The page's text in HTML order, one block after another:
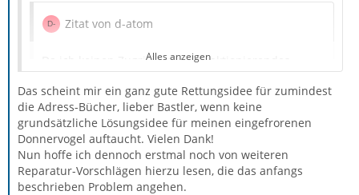
Zitat von d-atom
Da ich keinen Zugriff auf ein funktionierendes
Thunderbird habe, gelingt jedoch das Exportieren
von Adressbuch und Kalender, wie in deiner
Anleitung beschrieben nicht, oder?
Ich habe eine Idee zu einem Versuch die Adressbücher
zu retten, (universelle Routine)
Alles anzeigen
Das scheint mir ein ganz gute Rettungsidee für zumindest
die Adress-Bücher, lieber Bastler, wenn keine
grundsätzliche Lösungsidee für meinen eingefrorenen
Donnervogel auftaucht. Vielen Dank!
Nun hoffe ich dennoch erstmal noch von weiteren
Reparatur-Vorschlägen hierzu lesen, die das anfangs
beschrieben Problem angehen.